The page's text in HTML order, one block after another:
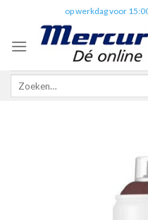
content
op werkdag voor
Zoeken